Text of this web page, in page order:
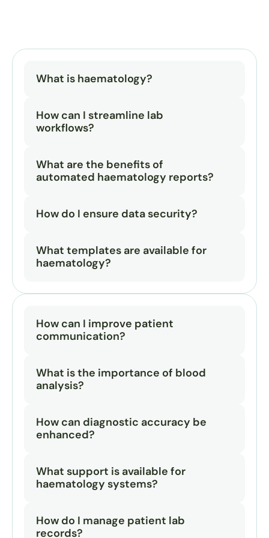
What is haematology?
How can I streamline lab
workflows?
What are the benefits of
automated haematology reports?
How do I ensure data security?
What templates are available for
haematology?
How can I improve patient
communication?
What is the importance of blood
analysis?
How can diagnostic accuracy be
enhanced?
What support is available for
haematology systems?
How do I manage patient lab
records?